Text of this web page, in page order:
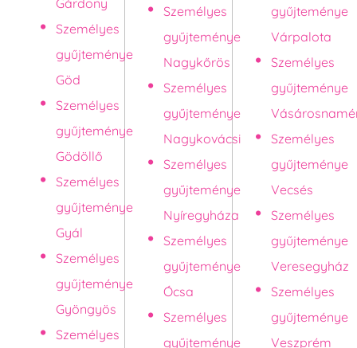
Személyes
gyűjteménye
Göd
Személyes
gyűjteménye
Gödöllő
Személyes
gyűjteménye
Gyál
Személyes
gyűjteménye
Gyöngyös
Személyes
Személyes
gyűjteménye
Nagykőrös
Személyes
gyűjteménye
Nagykovácsi
Személyes
gyűjteménye
Nyíregyháza
Személyes
gyűjteménye
Ócsa
Személyes
gyűjteménye
gyűjteménye
Várpalota
Személyes
gyűjteménye
Személyes
gyűjteménye
Vecsés
Személyes
gyűjteménye
Veresegyház
Személyes
gyűjteménye
Veszprém